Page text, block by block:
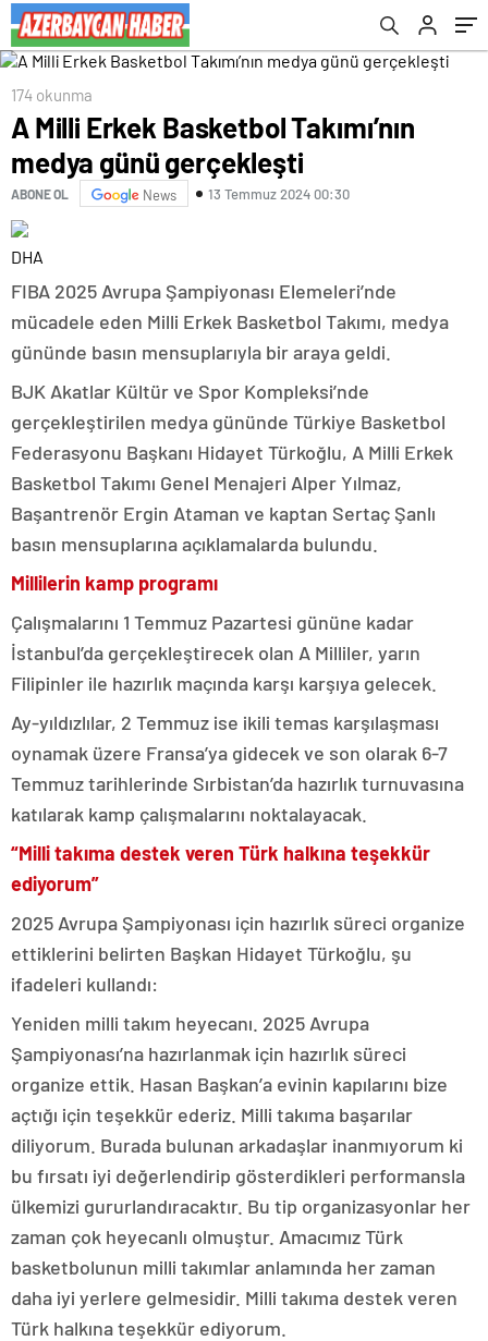
174 okunma
A Milli Erkek Basketbol Takımı’nın
medya günü gerçekleşti
ABONE OL News 13 Temmuz 2024 00:30
DHA
FIBA 2025 Avrupa Şampiyonası Elemeleri’nde
mücadele eden Milli Erkek Basketbol Takımı, medya
gününde basın mensuplarıyla bir araya geldi.
BJK Akatlar Kültür ve Spor Kompleksi’nde
gerçekleştirilen medya gününde Türkiye Basketbol
Federasyonu Başkanı Hidayet Türkoğlu, A Milli Erkek
Basketbol Takımı Genel Menajeri Alper Yılmaz,
Başantrenör Ergin Ataman ve kaptan Sertaç Şanlı
basın mensuplarına açıklamalarda bulundu.
Millilerin kamp programı
Çalışmalarını 1 Temmuz Pazartesi gününe kadar
İstanbul’da gerçekleştirecek olan A Milliler, yarın
Filipinler ile hazırlık maçında karşı karşıya gelecek.
Ay-yıldızlılar, 2 Temmuz ise ikili temas karşılaşması
oynamak üzere Fransa’ya gidecek ve son olarak 6-7
Temmuz tarihlerinde Sırbistan’da hazırlık turnuvasına
katılarak kamp çalışmalarını noktalayacak.
“Milli takıma destek veren Türk halkına teşekkür
ediyorum”
2025 Avrupa Şampiyonası için hazırlık süreci organize
ettiklerini belirten Başkan Hidayet Türkoğlu, şu
ifadeleri kullandı:
Yeniden milli takım heyecanı. 2025 Avrupa
Şampiyonası’na hazırlanmak için hazırlık süreci
organize ettik. Hasan Başkan’a evinin kapılarını bize
açtığı için teşekkür ederiz. Milli takıma başarılar
diliyorum. Burada bulunan arkadaşlar inanmıyorum ki
bu fırsatı iyi değerlendirip gösterdikleri performansla
ülkemizi gururlandıracaktır. Bu tip organizasyonlar her
zaman çok heyecanlı olmuştur. Amacımız Türk
basketbolunun milli takımlar anlamında her zaman
daha iyi yerlere gelmesidir. Milli takıma destek veren
Türk halkına teşekkür ediyorum.